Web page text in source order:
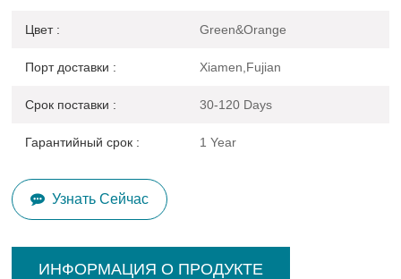
Цвет : Green&Orange
Порт доставки : Xiamen,Fujian
Срок поставки : 30-120 Days
Гарантийный срок : 1 Year
Узнать Сейчас
ИНФОРМАЦИЯ О ПРОДУКТЕ